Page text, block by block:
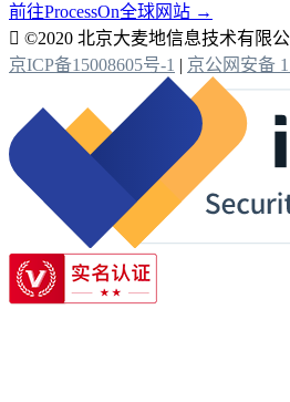
前往ProcessOn全球网站 →
 ©2020 北京大麦地信息技术有限
京ICP备15008605号-1 | 京公网安备